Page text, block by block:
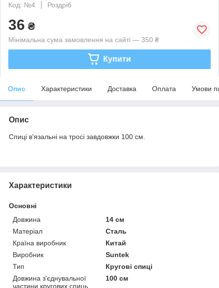
Код: №4
Роздріб
36 ₴
Мінімальна сума замовлення на сайті — 350 ₴
Купити
Опис Характеристики Доставка Оплата Умови
Опис
Спиці в'язальні на тросі завдовжки 100 см.
Характеристики
Основні
Довжина
14 см
Матеріал
Сталь
Країна виробник
Китай
Виробник
Suntek
Тип
Кругові спиці
Довжина з'єднувальної
частини кругових спиць
100 см